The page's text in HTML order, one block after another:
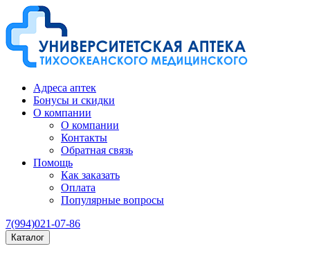
Адреса аптек
Бонусы и скидки
О компании
О компании
Контакты
Обратная связь
Помощь
Как заказать
Оплата
Популярные вопросы
7(994)021-07-86
Каталог